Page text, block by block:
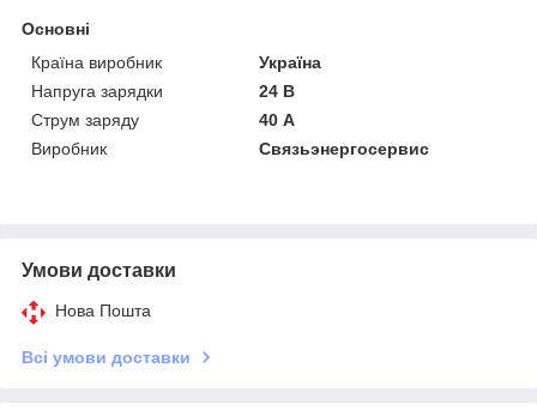
Основні
Країна виробник
Україна
Напруга зарядки
24 В
Струм заряду
40 А
Виробник
Связьэнергосервис
Умови доставки
Нова Пошта
Всі умови доставки